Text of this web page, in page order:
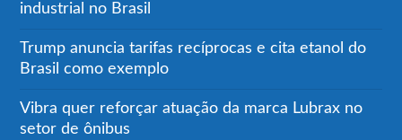
industrial no Brasil
Trump anuncia tarifas recíprocas e cita etanol do
Brasil como exemplo
Vibra quer reforçar atuação da marca Lubrax no
setor de ônibus